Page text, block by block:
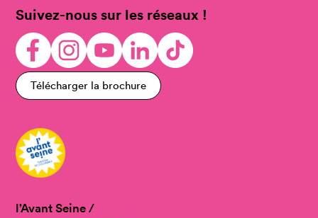
Suivez-nous sur les réseaux !
Télécharger la brochure
l’Avant Seine /